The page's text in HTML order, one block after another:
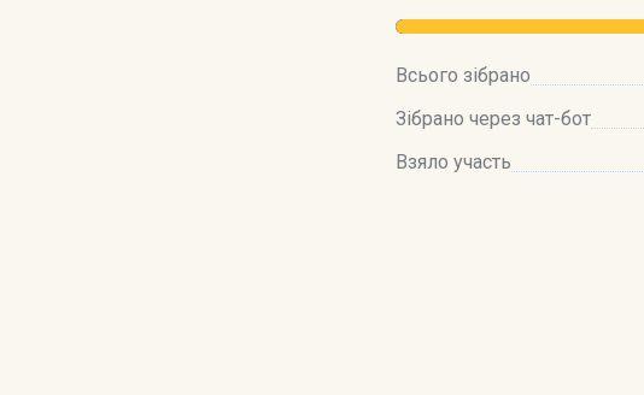
Всього зібрано
Зібрано через чат-бот
Взяло участь